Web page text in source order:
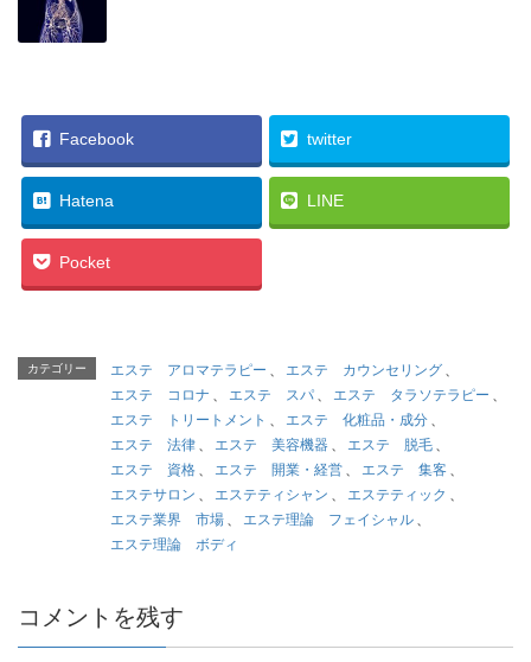
Facebook twitter
Hatena LINE
Pocket
カテゴリー エステ アロマテラピー 、 エステ カウンセリング 、
エステ コロナ 、 エステ スパ 、 エステ タラソテラピー 、
エステ トリートメント 、 エステ 化粧品・成分 、
エステ 法律 、 エステ 美容機器 、 エステ 脱毛 、
エステ 資格 、 エステ 開業・経営 、 エステ 集客 、
エステサロン 、 エステティシャン 、 エステティック 、
エステ業界 市場 、 エステ理論 フェイシャル 、
エステ理論 ボディ
コメントを残す